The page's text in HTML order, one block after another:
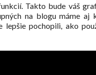
Takto bude váš
na blogu máme aj
lepšie pochopili, ako